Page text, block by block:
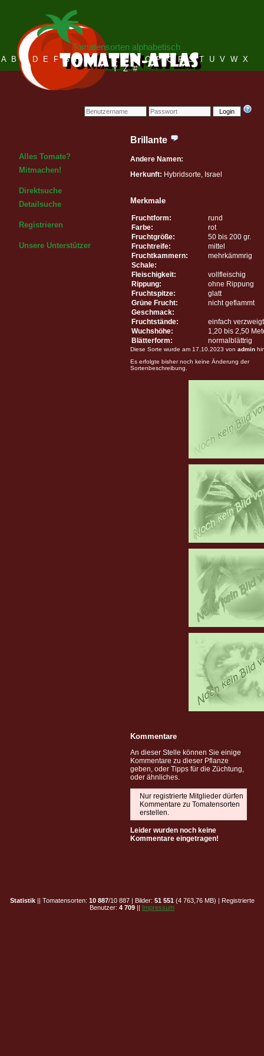
Login
Tomatensorten alphabetisch
A B C D E F G H I J K L M N O P Q R S T U V W X
Y Z #
Alles Tomate?
Mitmachen!
Direktsuche
Detailsuche
Registrieren
Unsere Unterstützer
Brillante
Andere Namen:
Herkunft: Hybridsorte, Israel
Merkmale
Fruchtform:
rund
Farbe:
rot
Fruchtgröße:
50 bis 200 gr.
Fruchtreife:
mittel
Fruchtkammern:
mehrkämmrig
Schale:
Fleischigkeit:
vollfleischig
Rippung:
ohne Rippung
Fruchtspitze:
glatt
Grüne Frucht:
nicht geflammt
Geschmack:
Fruchtstände:
einfach verzweigt
Wuchshöhe:
1,20 bis 2,50
Blätterform:
normalblättrig
Diese Sorte wurde am 17.10.2023 von admin
Es erfolgte bisher noch keine Änderung der
Sortenbeschreibung.
Kommentare
An dieser Stelle können Sie einige
Kommentare zu dieser Pflanze
geben, oder Tipps für die Züchtung,
oder ähnliches.
Nur registrierte Mitglieder dürfen
Kommentare zu Tomatensorten
erstellen.
Leider wurden noch keine
Kommentare eingetragen!
Statistik|| Tomatensorten: 10 887/10 887 | Bilder: 51 551 (4 763,76 MB) | Registrierte
Benutzer: 4 709 || Impressum